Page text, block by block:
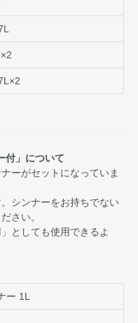
付」について
ーがセットになっていま
シンナーをお持ちでない
さい。
としても使用できるよ
ー 1L